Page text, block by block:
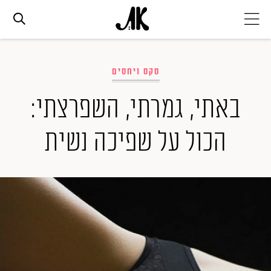
אופנה
ביוטי
ערוצים נוספים
המגזין
סקס ויחסים
באתי, גמרתי, השפרצתי:
הכול על שפיכה נשית